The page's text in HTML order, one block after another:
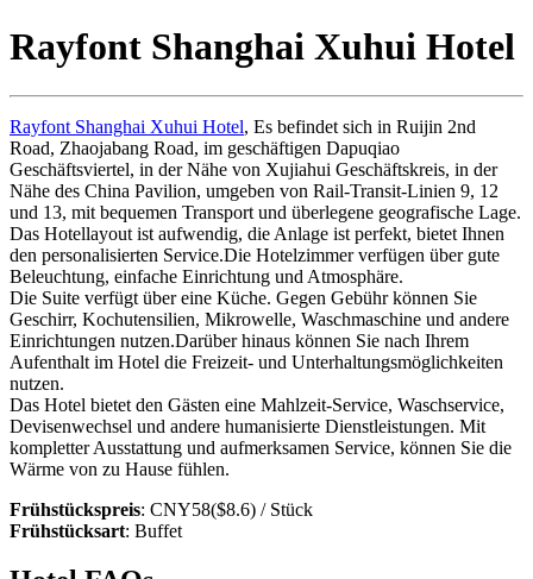
Rayfont Shanghai Xuhui Hotel
Rayfont Shanghai Xuhui Hotel, Es befindet sich in Ruijin 2nd
Road, Zhaojabang Road, im geschäftigen Dapuqiao
Geschäftsviertel, in der Nähe von Xujiahui Geschäftskreis, in der
Nähe des China Pavilion, umgeben von Rail-Transit-Linien 9, 12
und 13, mit bequemen Transport und überlegene geografische Lage.
Das Hotellayout ist aufwendig, die Anlage ist perfekt, bietet Ihnen
den personalisierten Service.Die Hotelzimmer verfügen über gute
Beleuchtung, einfache Einrichtung und Atmosphäre.
Die Suite verfügt über eine Küche. Gegen Gebühr können Sie
Geschirr, Kochutensilien, Mikrowelle, Waschmaschine und andere
Einrichtungen nutzen.Darüber hinaus können Sie nach Ihrem
Aufenthalt im Hotel die Freizeit- und Unterhaltungsmöglichkeiten
nutzen.
Das Hotel bietet den Gästen eine Mahlzeit-Service, Waschservice,
Devisenwechsel und andere humanisierte Dienstleistungen. Mit
kompletter Ausstattung und aufmerksamen Service, können Sie die
Wärme von zu Hause fühlen.
Frühstückspreis: CNY58($8.6) / Stück
Frühstücksart: Buffet